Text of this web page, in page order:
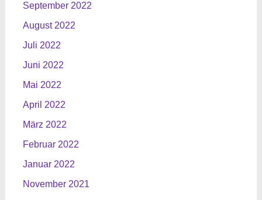
September 2022
August 2022
Juli 2022
Juni 2022
Mai 2022
April 2022
März 2022
Februar 2022
Januar 2022
November 2021